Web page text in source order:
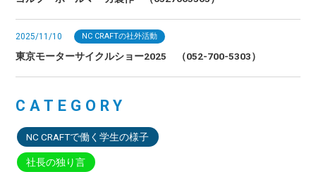
2025/11/10 NC CRAFTの社外活動
東京モーターサイクルショー2025 （052-700-5303）
CATEGORY
NC CRAFTで働く学生の様子
社長の独り言